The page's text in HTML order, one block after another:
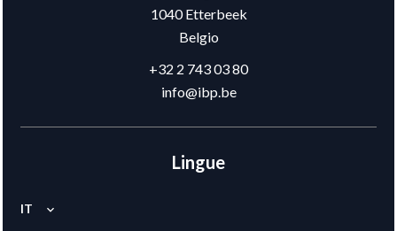
1040Etterbeek
Belgio
+32 2 743 03 80
info@ibp.be
Lingue
IT